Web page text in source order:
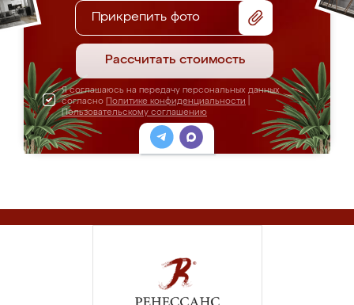
Прикрепить фото
Рассчитать стоимость
Я соглашаюсь на передачу персональных данных
согласно Политике конфиденциальности
Пользовательскому соглашению